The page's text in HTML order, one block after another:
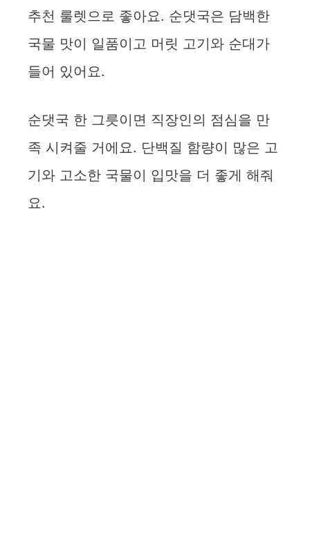
추천 룰렛으로 좋아요. 순댓국은 담백한
국물 맛이 일품이고 머릿 고기와 순대가
들어 있어요.
순댓국 한 그릇이면 직장인의 점심을 만
족 시켜줄 거에요. 단백질 함량이 많은 고
기와 고소한 국물이 입맛을 더 좋게 해줘
요.